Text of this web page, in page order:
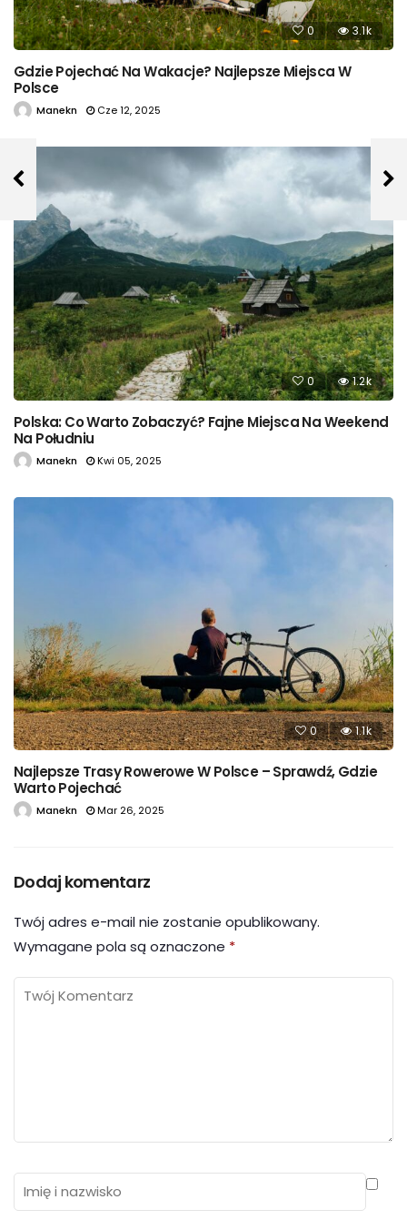
0 3.1k
Gdzie Pojechać Na Wakacje? Najlepsze Miejsca W
Polsce
Manekn Cze 12, 2025
0 1.2k
Polska: Co Warto Zobaczyć? Fajne Miejsca Na Weekend
Na Południu
Manekn Kwi 05, 2025
0 1.1k
Najlepsze Trasy Rowerowe W Polsce – Sprawdź, Gdzie
Warto Pojechać
Manekn Mar 26, 2025
Dodaj komentarz
Twój adres e-mail nie zostanie opublikowany.
Wymagane pola są oznaczone *